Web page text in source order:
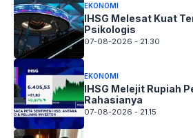
EKONOMI
IHSG Melesat Kuat
Psikologis
07-08-2026 - 21.30
EKONOMI
IHSG Melejit Rupiah
Rahasianya
07-08-2026 - 21.15